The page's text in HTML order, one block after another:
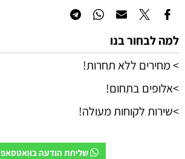
למה לבחור בנו
> מחירים ללא תחרות!
>אלופים בתחום!
>שירות לקוחות מעולה!
שליחת הודעה בוואטסאפ